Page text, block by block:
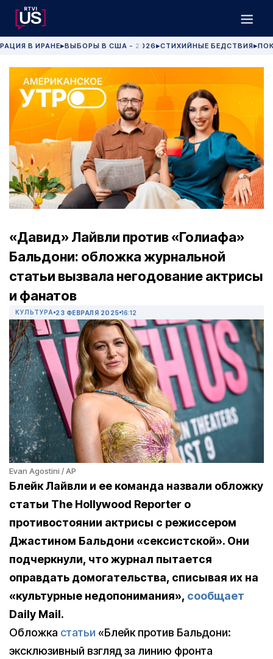
В ИРАНЕ▶ВЫБОРЫ В США - 2026 ▶СТИХИЙНЫЕ БЕДСТВИЯ▶
«Давид» Лайвли против «Голиафа»
Бальдони: обложка журнальной
статьи вызвала негодование актрисы
и фанатов
КУЛЬТУРА 23 ФЕВРАЛЯ 2025 16:12
Evan Agostini / AP
Блейк Лайвли и ее команда назвали обложку
статьи The Hollywood Reporter о
противостоянии актрисы с режиссером
Джастином Бальдони «сексистской». Они
подчеркнули, что журнал пытается
оправдать домогательства, списывая их на
«культурные недопонимания», сообщает
Daily Mail.
Обложка статьи «Блейк против Бальдони:
эксклюзивный взгляд за линию фронта